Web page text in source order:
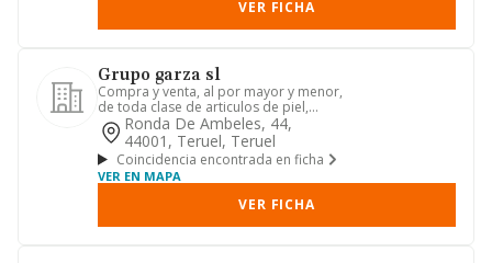
VER FICHA
Grupo garza sl
Compra y venta, al por mayor y menor,
de toda clase de articulos de piel,
viajes y ropa para vestir...
Ronda De Ambeles, 44,
44001, Teruel, Teruel
Coincidencia encontrada en ficha
VER EN MAPA
VER FICHA